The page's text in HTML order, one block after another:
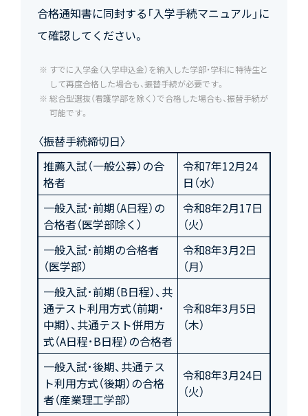
合格通知書に同封する「入学手続マニュアル」に
て確認してください。
すでに入学金（入学申込金）を納入した学部・学科に特待生と
して再度合格した場合も、振替手続が必要です。
総合型選抜（看護学部を除く）で合格した場合も、振替手続が
可能です。
〈振替手続締切日〉
推薦入試（一般公募）の合
格者
令和7年12月24
日（水）
一般入試･前期（A日程）の
合格者（医学部除く）
令和8年2月17日
（火）
一般入試･前期の合格者
（医学部）
令和8年3月2日
（月）
一般入試･前期（B日程）、共
通テスト利用方式（前期･
中期）、共通テスト併用方
式（A日程･B日程）の合格者
令和8年3月5日
（木）
一般入試･後期、共通テス
ト利用方式（後期）の合格
者（産業理工学部）
令和8年3月24日
（火）